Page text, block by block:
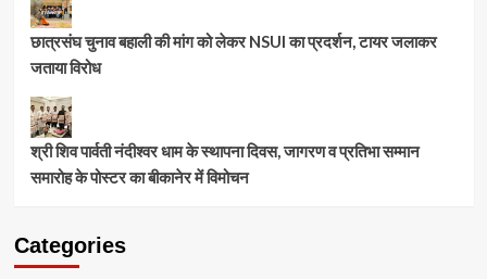
छात्रसंघ चुनाव बहाली की मांग को लेकर NSUI का प्रदर्शन, टायर जलाकर
जताया विरोध
श्री शिव पार्वती नंदीश्वर धाम के स्थापना दिवस, जागरण व प्रतिभा सम्मान
समारोह के पोस्टर का बीकानेर में विमोचन
Categories